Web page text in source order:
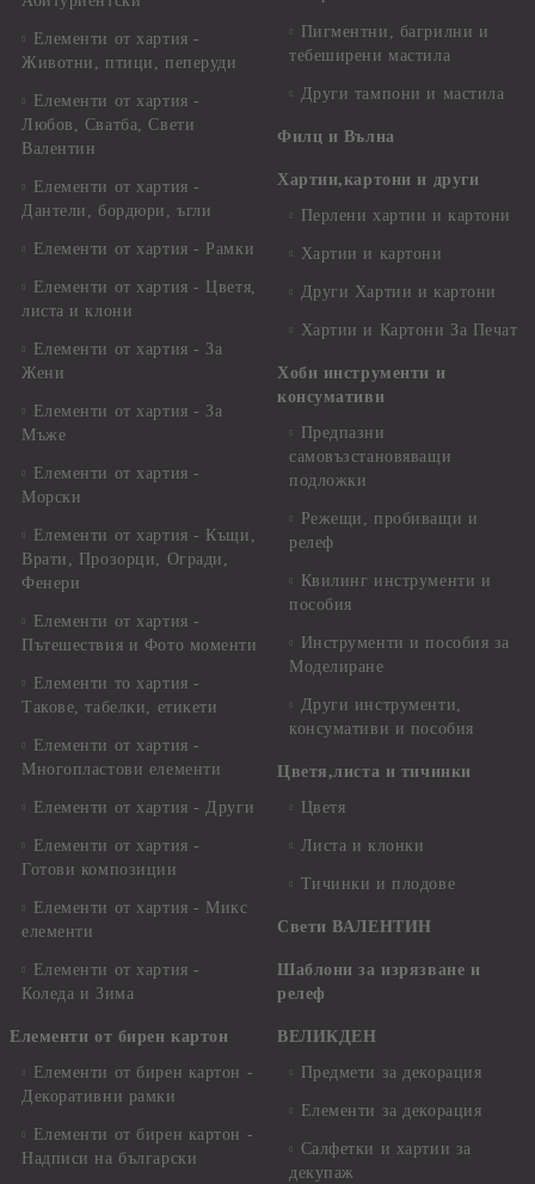
Елементи от хартия -
Животни, птици, пеперуди
Елементи от хартия -
Любов, Сватба, Свети
Валентин
Елементи от хартия -
Дантели, бордюри, ъгли
Елементи от хартия - Рамки
Елементи от хартия - Цветя,
листа и клони
Елементи от хартия - За
Жени
Елементи от хартия - За
Мъже
Елементи от хартия -
Морски
Елементи от хартия - Къщи,
Врати, Прозорци, Огради,
Фенери
Елементи от хартия -
Пътешествия и Фото моменти
Елементи то хартия -
Такове, табелки, етикети
Елементи от хартия -
Многопластови елементи
Елементи от хартия - Други
Елементи от хартия -
Готови композиции
Елементи от хартия - Микс
елементи
Елементи от хартия -
Коледа и Зима
Елементи от бирен картон
Елементи от бирен картон -
Декоративни рамки
Елементи от бирен картон -
Надписи на български
Пигментни, багрилни и
тебеширени мастила
Други тампони и мастила
Филц и Вълна
Хартии,картони и други
Перлени хартии и картони
Хартии и картони
Други Хартии и картони
Хартии и Картони За Печат
Хоби инструменти и
консумативи
Предпазни
самовъзстановяващи
подложки
Режещи, пробиващи и
релеф
Квилинг инструменти и
пособия
Инструменти и пособия за
Моделиране
Други инструменти,
консумативи и пособия
Цветя,листа и тичинки
Цветя
Листа и клонки
Тичинки и плодове
Свети ВАЛЕНТИН
Шаблони за изрязване и
релеф
ВЕЛИКДЕН
Предмети за декорация
Елементи за декорация
Салфетки и хартии за
декупаж